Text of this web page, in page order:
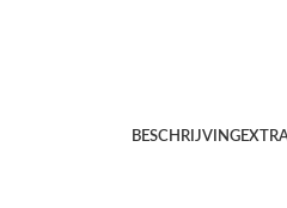
BESCHRIJVING